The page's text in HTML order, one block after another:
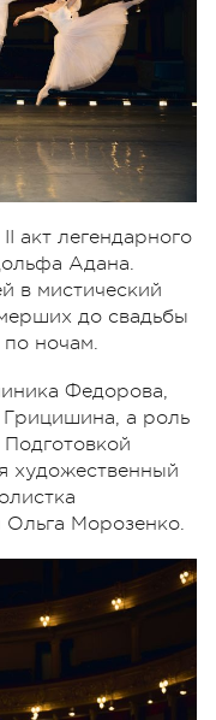
акт легендарного
Адана.
в мистический
до свадьбы
по ночам.
Федорова,
а роль
художественный
Морозенко.